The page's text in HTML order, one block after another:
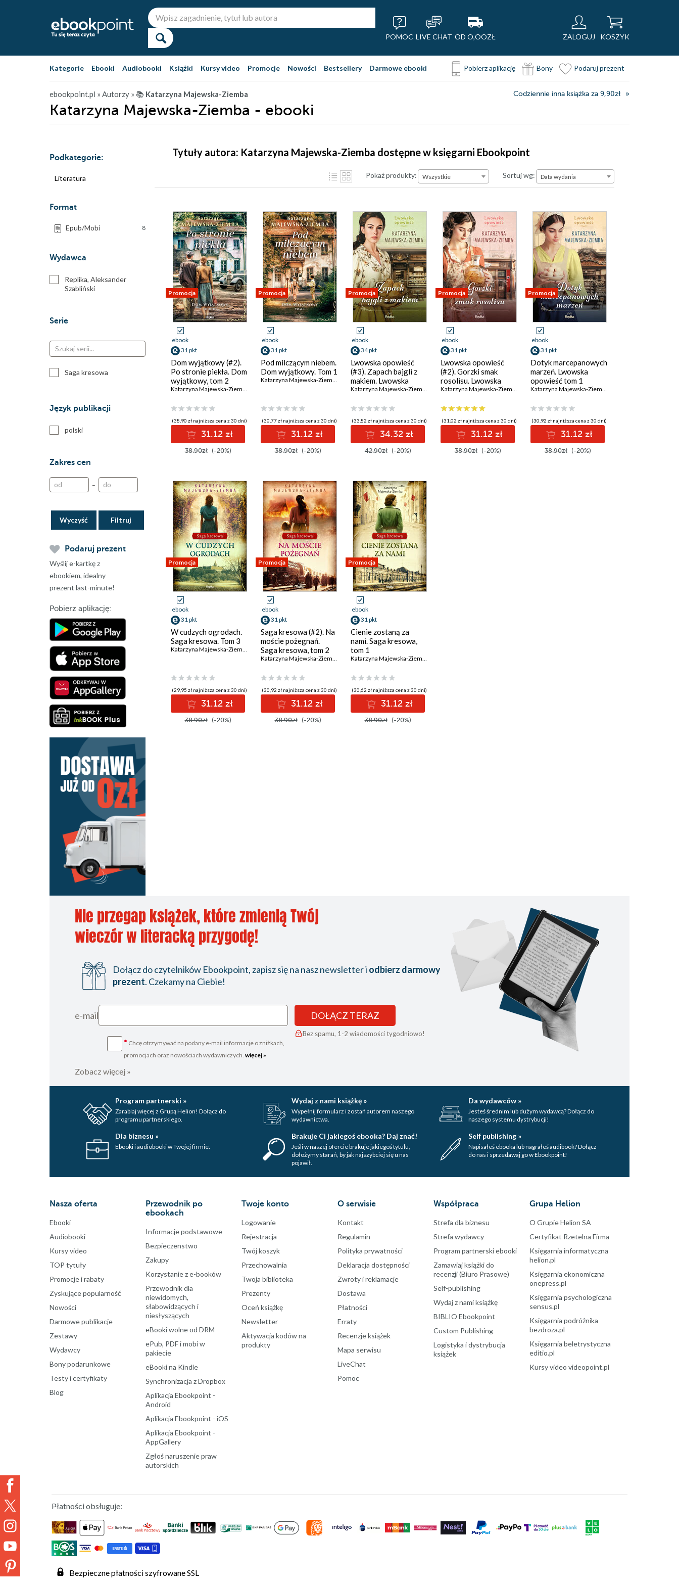
POMOC LIVE CHAT OD O,OOZŁ ZALOGUJ KOSZYK
Kategorie Ebooki Audiobooki Książki Kursy video Promocje Nowości Bestsellery Darmowe ebooki Pobierz aplikację Bony Podaruj prezent
ebookpoint.pl » Autorzy » 📚 Katarzyna Majewska-Ziemba Codziennie inna książka za 9,90zł
Katarzyna Majewska-Ziemba - ebooki
Podkategorie:
Literatura
Format
Epub/Mobi 8
Wydawca
Replika, Aleksander
Szabliński
Serie
Saga kresowa
Język publikacji
polski
Zakres cen
–
Wyczyść
Podaruj prezent
Wyślij e-kartkę z
ebookiem, idealny
prezent last-minute!
Pobierz aplikację:
Tytuły autora: Katarzyna Majewska-Ziemba dostępne w księgarni Ebookpoint
Pokaż produkty: Wszystkie Sortuj wg:Data wydania
Data wydania
Promocja
ebook
31 pkt
Dom wyjątkowy (#2).
Po stronie piekła. Dom
wyjątkowy, tom 2
Katarzyna Majewska-Ziemba
(38,90 zł najniższa cena z 30 dni)
31.12 zł
38.90zł (-20%)
Promocja
ebook
31 pkt
Pod milczącym niebem.
Dom wyjątkowy. Tom 1
Katarzyna Majewska-Ziemba
(30,77 zł najniższa cena z 30 dni)
31.12 zł
38.90zł (-20%)
Promocja
ebook
34 pkt
Lwowska opowieść
(#3). Zapach bajgli z
makiem. Lwowska
opowieść, tom 3
Katarzyna Majewska-Ziemba
(33,82 zł najniższa cena z 30 dni)
34.32 zł
42.90zł (-20%)
Promocja
ebook
31 pkt
Lwowska opowieść
(#2). Gorzki smak
rosolisu. Lwowska
opowieść, tom 2
Katarzyna Majewska-Ziemba
(31,02 zł najniższa cena z 30 dni)
31.12 zł
38.90zł (-20%)
Promocja
ebook
31 pkt
Dotyk marcepanowych
marzeń. Lwowska
opowieść tom 1
Katarzyna Majewska-Ziemba
(30,92 zł najniższa cena z 30 dni)
31.12 zł
38.90zł (-20%)
Promocja
ebook
31 pkt
W cudzych ogrodach.
Saga kresowa. Tom 3
Katarzyna Majewska-Ziemba
(29,95 zł najniższa cena z 30 dni)
31.12 zł
38.90zł (-20%)
Promocja
ebook
31 pkt
Saga kresowa (#2). Na
moście pożegnań.
Saga kresowa, tom 2
Katarzyna Majewska-Ziemba
(30,92 zł najniższa cena z 30 dni)
31.12 zł
38.90zł (-20%)
Promocja
ebook
31 pkt
Cienie zostaną za
nami. Saga kresowa,
tom 1
Katarzyna Majewska-Ziemba
(30,62 zł najniższa cena z 30 dni)
31.12 zł
38.90zł (-20%)
Nie przegap książek, które zmienią Twój
wieczór w literacką przygodę!
Dołącz do czytelników Ebookpoint, zapisz się na nasz newsletter i odbierz darmowy
prezent. Czekamy na Ciebie!
e-mail
* Chcę otrzymywać na podany e-mail informacje o zniżkach,
promocjach oraz nowościach wydawniczych. więcej »
DOŁĄCZ TERAZ
Bez spamu, 1-2 wiadomości tygodniowo!
Zobacz więcej »
Program partnerski »
Zarabiaj więcej z Grupą Helion! Dołącz do
programu partnerskiego.
Wydaj z nami książkę »
Wypełnij formularz i zostań autorem naszego
wydawnictwa.
Da wydawców »
Jesteś średnim lub dużym wydawcą? Dołącz do
naszego systemu dystrybucji!
Dla biznesu »
Ebooki i audiobooki w Twojej firmie.
Brakuje Ci jakiegoś ebooka? Daj znać!
Jeśli w naszej ofercie brakuje jakiegoś tytulu,
dołożymy starań, by jak najszybciej się u nas
pojawił.
Self publishing »
Napisałeś ebooka lub nagrałeś audibook? Dołącz
do nas i sprzedawaj go w Ebookpoint!
Nasza oferta
Ebooki
Audiobooki
Kursy video
TOP tytuły
Promocje i rabaty
Zyskujące popularność
Nowości
Darmowe publikacje
Zestawy
Wydawcy
Bony podarunkowe
Testy i certyfikaty
Blog
Przewodnik po
ebookach
Informacje podstawowe
Bezpieczenstwo
Zakupy
Korzystanie z e-booków
Przewodnik dla
niewidomych,
słabowidzących i
niesłyszących
eBooki wolne od DRM
ePub, PDF i mobi w
pakiecie
eBooki na Kindle
Synchronizacja z Dropbox
Aplikacja Ebookpoint -
Android
Aplikacja Ebookpoint - iOS
Aplikacja Ebookpoint -
AppGallery
Zgłoś naruszenie praw
autorskich
Twoje konto
Logowanie
Rejestracja
Twój koszyk
Przechowalnia
Twoja biblioteka
Prezenty
Oceń książkę
Newsletter
Aktywacja kodów na
produkty
O serwisie
Kontakt
Regulamin
Polityka prywatności
Deklaracja dostępności
Zwroty i reklamacje
Dostawa
Płatności
Erraty
Recenzje książek
Mapa serwisu
LiveChat
Pomoc
Współpraca
Strefa dla biznesu
Strefa wydawcy
Program partnerski ebooki
Zamawiaj książki do
recenzji (Biuro Prasowe)
Self-publishing
Wydaj z nami książkę
BIBLIO Ebookpoint
Custom Publishing
Logistyka i dystrybucja
książek
Grupa Helion
O Grupie Helion SA
Certyfikat Rzetelna Firma
Księgarnia informatyczna
helion.pl
Księgarnia ekonomiczna
onepress.pl
Księgarnia psychologiczna
sensus.pl
Księgarnia podróżnika
bezdroza.pl
Księgarnia beletrystyczna
editio.pl
Kursy video videopoint.pl
Płatności obsługuje:
Bezpieczne płatności szyfrowane SSL